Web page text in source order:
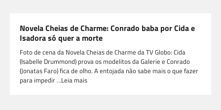
Novela Cheias de Charme: Conrado baba por Cida e
Isadora só quer a morte
Foto de cena da Novela Cheias de Charme da TV Globo: Cida
(Isabelle Drummond) prova os modelitos da Galerie e Conrado
(Jonatas Faro) fica de olho. A entojada não sabe mais o que fazer
para impedir …Leia mais